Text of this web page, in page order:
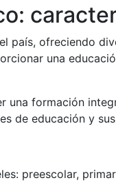
país, ofreciendo
una
formación
de educación y
preescolar,